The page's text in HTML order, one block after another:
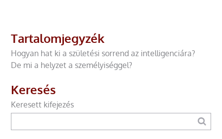
Tartalomjegyzék
Hogyan hat ki a születési sorrend az intelligenciára?
De mi a helyzet a személyiséggel?
Keresés
Keresett kifejezés